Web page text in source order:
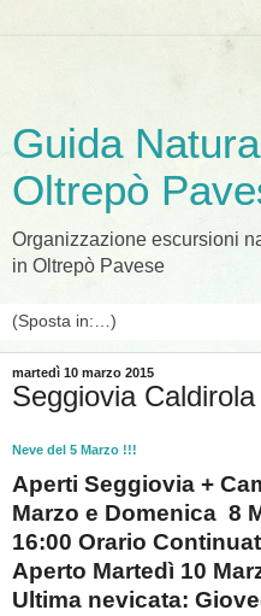
Guida
Oltrepò
Organizzazione escursioni
in Oltrepò Pavese
martedì 10 marzo 2015
Seggiovia
Neve del 5 Marzo !!!
Aperti Seggiovia +
Marzo e Domenica 8
16:00 Orario
Aperto Martedì 10
Ultima nevicata: